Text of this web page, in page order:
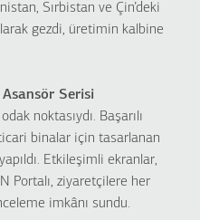
Sırbistan ve Çin’deki
gezdi, üretimin kalbine
Serisi
noktasıydı. Başarılı
binalar için tasarlanan
Etkileşimli ekranlar,
Portalı, ziyaretçilere her
imkânı sundu.